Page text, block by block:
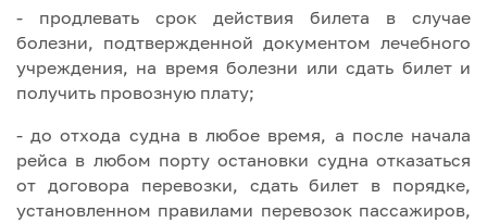
- продлевать срок действия билета в случае
болезни, подтвержденной документом лечебного
учреждения, на время болезни или сдать билет и
получить провозную плату;
- до отхода судна в любое время, а после начала
рейса в любом порту остановки судна отказаться
от договора перевозки, сдать билет в порядке,
установленном правилами перевозок пассажиров,